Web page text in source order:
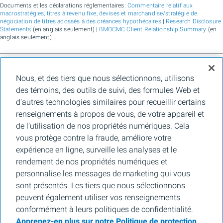
Documents et les déclarations réglementaires: Commentaire relatif aux
macrostratégies, titres à revenu fixe, devises et marchandise/stratégie de
négociation de titres adossés à des créances hypothécaires| Research Disclosure
Statements (en anglais seulement) | BMOCMC Client Relationship Summary (en
anglais seulement)
financier pour les services de vente en gros de la Banque de Montréal, de BMO
Bank N.A. (membre de la FDIC), de Bank of Montreal Europe Plc et de Bank of
Montreal (China) Co. Ltd., pour les services de courtage auprès des clients
institutionnels de BMO Capital Markets Corp. (membre de laFINRAet de laSIPC
et les services de courtage d'agence de Clearpool Execution Services, LLC
(membre laFINRAet de la SIPC) aux États-Unis, ainsi que pour les services de
courtage auprès des clients institutionnels de BMO Nesbitt Burns Inc. (membre de
l’Organisme canadien de réglementation des investissements, et membre du
Fonds canadien de protection des épargnants) au Canada et en Asie, de Bank of
Montreal Europe Plc (autorisée et réglementée par la Central Bank of Ireland) en
Europe et de BMO Capital Markets Limited (autorisée et réglementée par la
Financial Conduct Authority) au Royaume-Uni et en Australie, ainsi que pour les
services-conseils en matière d’établissement de crédits carbone, de durabilité et
de solutions pour l’environnement de Banque de Montréal, de BMO Radicle Inc., et
de Carbon Farmers Australia Pty Ltd. (ACN 136 799 221 AFSL 430135) en
Australie. « Nesbitt Burns » est une marque de commerce déposée de BMO
Nesbitt Burns Inc., utilisée sous licence. « BMO Marchés des capitaux » est une
marque de commerce de la Banque de Montréal, utilisée sous licence. « BMO (le
médaillon contenant le M souligné) » est une marque de commerce déposée de la
Nous, et des tiers que nous sélectionnons, utilisons
des témoins, des outils de suivi, des formules Web et
d’autres technologies similaires pour recueillir certains
renseignements à propos de vous, de votre appareil et
de l’utilisation de nos propriétés numériques. Cela
vous protège contre la fraude, améliore votre
expérience en ligne, surveille les analyses et le
rendement de nos propriétés numériques et
personnalise les messages de marketing qui vous
sont présentés. Les tiers que nous sélectionnons
peuvent également utiliser vos renseignements
conformément à leurs politiques de confidentialité.